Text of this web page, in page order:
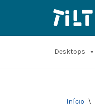
para
Desktops
Início \